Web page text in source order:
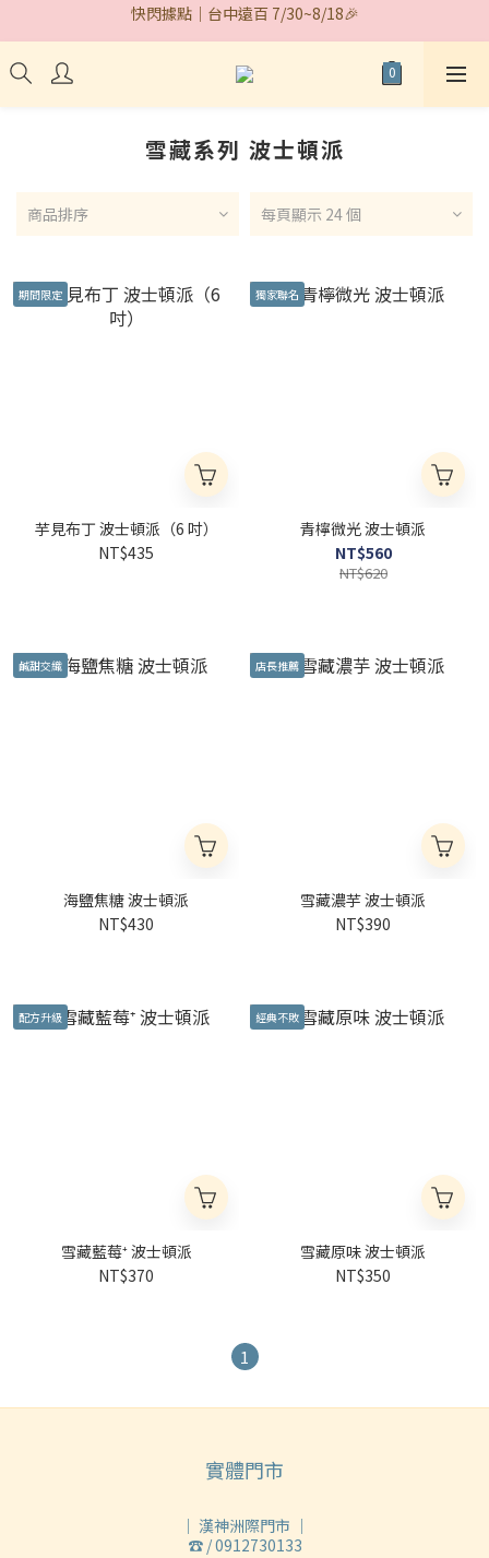
期間限定｜#統一大布丁+升級芋泥 🍮
快閃據點｜台中遠百 7/30~8/18🎉
期間限定｜#統一大布丁+升級芋泥 🍮
雪藏系列 波士頓派
商品排序 每頁顯示 24 個
期間限定
芋見布丁 波士頓派（6 吋）
NT$435
獨家聯名
青檸微光 波士頓派
NT$560
NT$620
鹹甜交織
海鹽焦糖 波士頓派
NT$430
店長推薦
雪藏濃芋 波士頓派
NT$390
配方升級
雪藏藍莓⁺ 波士頓派
NT$370
經典不敗
雪藏原味 波士頓派
NT$350
1
實體門市
｜ 漢神洲際門市 ｜
☎ / 0912730133